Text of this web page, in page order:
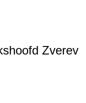
Zverev